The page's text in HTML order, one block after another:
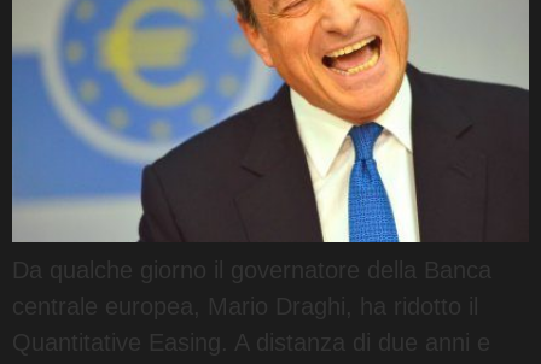
Da qualche giorno il governatore della Banca
centrale europea, Mario Draghi, ha ridotto il
Quantitative Easing. A distanza di due anni e